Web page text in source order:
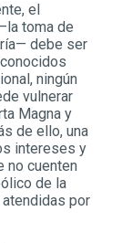
el
toma de
debe ser
ningún
vulnerar
Magna y
de ello, una
intereses y
no cuenten
de la
por